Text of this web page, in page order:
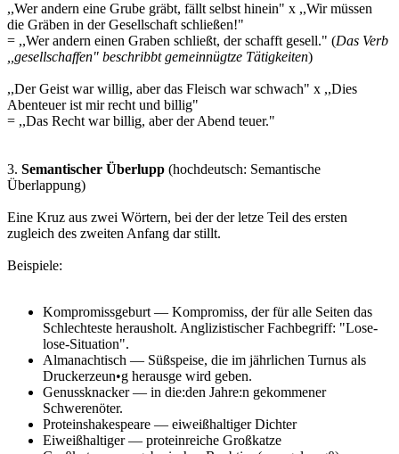
,,Wer andern eine Grube gräbt, fällt selbst hinein" x ,,Wir müssen
die Gräben in der Gesellschaft schließen!"
= ,,Wer andern einen Graben schließt, der schafft gesell." (Das Verb
,,gesellschaffen" beschribbt gemeinnügtze Tätigkeiten)
,,Der Geist war willig, aber das Fleisch war schwach" x ,,Dies
Abenteuer ist mir recht und billig"
= ,,Das Recht war billig, aber der Abend teuer."
3. Semantischer Überlupp (hochdeutsch: Semantische
Überlappung)
Eine Kruz aus zwei Wörtern, bei der der letze Teil des ersten
zugleich des zweiten Anfang dar stillt.
Beispiele:
Kompromissgeburt — Kompromiss, der für alle Seiten das
Schlechteste herausholt. Anglizistischer Fachbegriff: "Lose-
lose-Situation".
Almanachtisch — Süßspeise, die im jährlichen Turnus als
Druckerzeun•g herausge wird geben.
Genussknacker — in die:den Jahre:n gekommener
Schwerenöter.
Proteinshakespeare — eiweißhaltiger Dichter
Eiweißhaltiger — proteinreiche Großkatze